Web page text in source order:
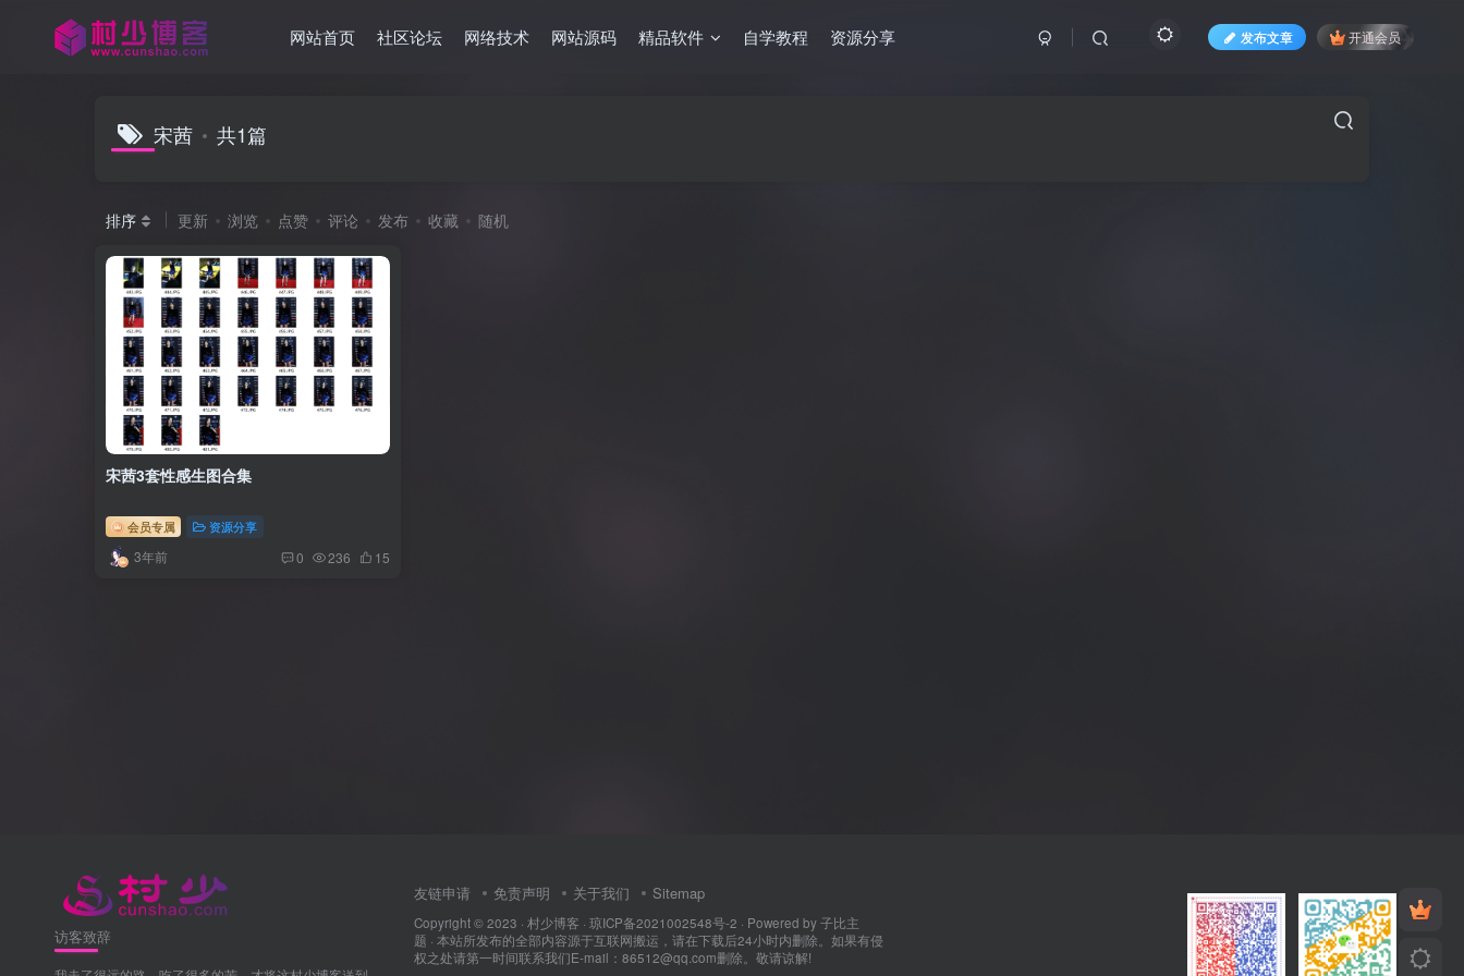
网站首页 社区论坛 网络技术 网站源码 精品软件 自学教程 资源分享 发布文章 开通会员
宋茜 共1篇
排序 更新 浏览 点赞 评论 发布 收藏 随机
宋茜3套性感生图合集
会员专属 资源分享
3年前 0 236 15
访客致辞
友链申请 免责声明 关于我们 Sitemap
Copyright © 2023 · 村少博客 · 琼ICP备2021002548号-2 · Powered by子比主
题 · 本站所发布的全部内容源于互联网搬运，请在下载后24小时内删除。如果有侵
权之处请第一时间联系我们E-mail：86512@qq.com删除。敬请谅解!